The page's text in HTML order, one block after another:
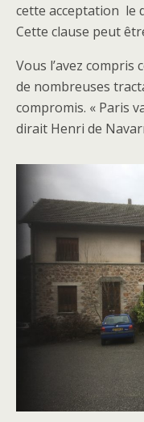
cette acceptation le
Cette clause peut
Vous l’avez
de nombreuses
compromis. « Paris
dirait Henri de